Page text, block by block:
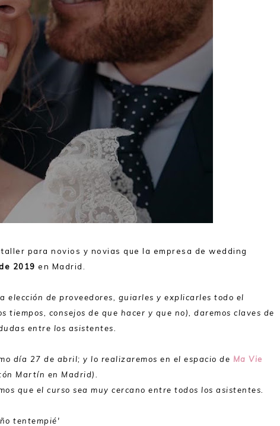
para novios y novias que la empresa de wedding
2019en Madrid.
elección de proveedores, guiarles y explicarles todo el
consejos de que hacer y que no), daremos claves de
entre los asistentes.
día 27 de abril; y lo realizaremos en el espacio de Ma Vie
Martín en Madrid).
que el curso sea muy cercano entre todos los asistentes.
tentempié'